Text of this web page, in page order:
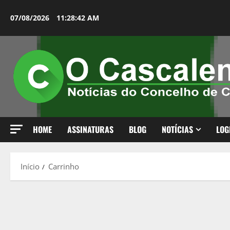
para07/08/2026 11:28:43 AM
HOME ASSINATURAS BLOG NOTÍCIAS
Início Carrinho